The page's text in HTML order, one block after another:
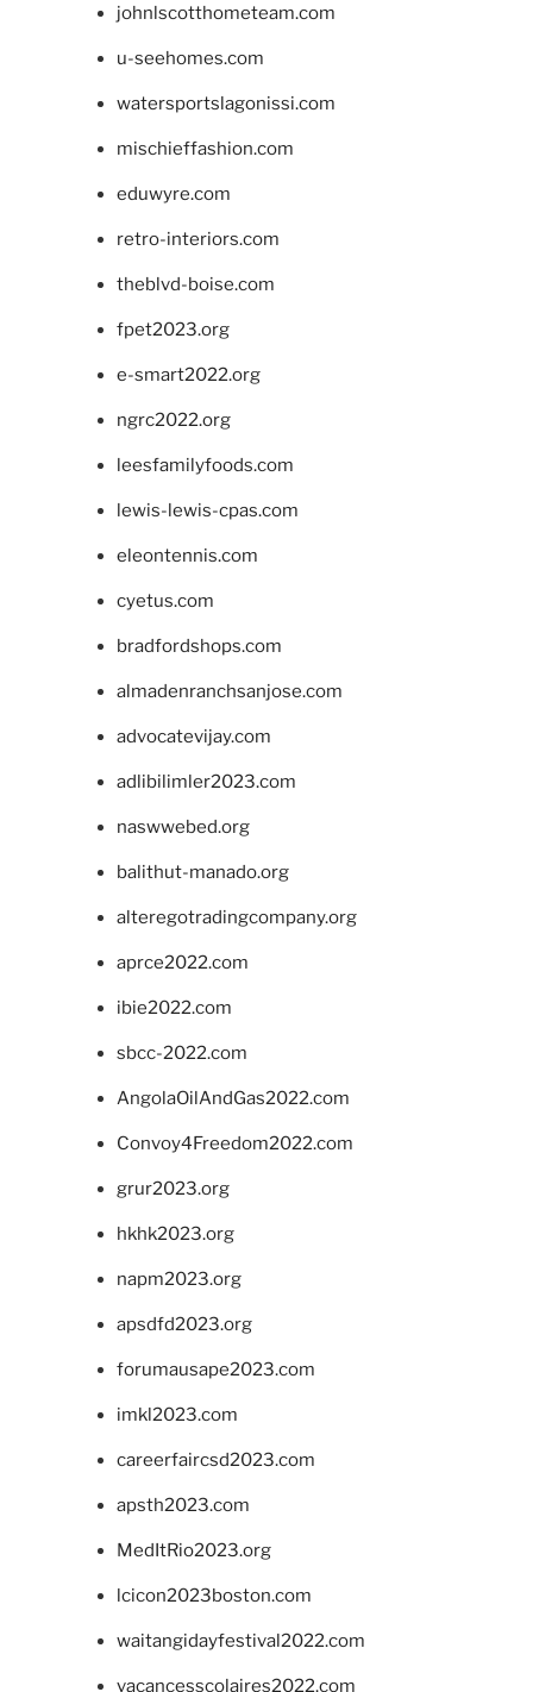
johnlscotthometeam.com
u-seehomes.com
watersportslagonissi.com
mischieffashion.com
eduwyre.com
retro-interiors.com
theblvd-boise.com
fpet2023.org
e-smart2022.org
ngrc2022.org
leesfamilyfoods.com
lewis-lewis-cpas.com
eleontennis.com
cyetus.com
bradfordshops.com
almadenranchsanjose.com
advocatevijay.com
adlibilimler2023.com
naswwebed.org
balithut-manado.org
alteregotradingcompany.org
aprce2022.com
ibie2022.com
sbcc-2022.com
AngolaOilAndGas2022.com
Convoy4Freedom2022.com
grur2023.org
hkhk2023.org
napm2023.org
apsdfd2023.org
forumausape2023.com
imkl2023.com
careerfaircsd2023.com
apsth2023.com
MedItRio2023.org
lcicon2023boston.com
waitangidayfestival2022.com
vacancesscolaires2022.com